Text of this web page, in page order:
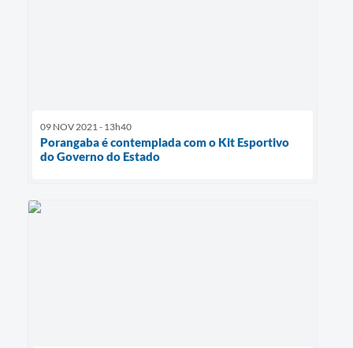
09 NOV 2021 - 13h40
Porangaba é contemplada com o Kit Esportivo
do Governo do Estado